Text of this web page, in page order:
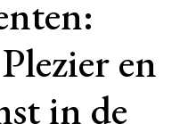
en
in de